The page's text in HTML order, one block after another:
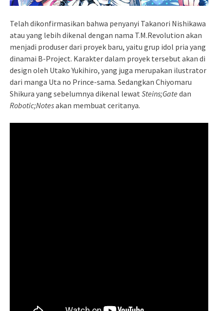
Telah dikonfirmasikan bahwa penyanyi Takanori Nishikawa
atau yang lebih dikenal dengan nama T.M.Revolution akan
menjadi produser dari proyek baru, yaitu grup idol pria yang
dinamai B-Project. Karakter dalam proyek tersebut akan di
design oleh Utako Yukihiro, yang juga merupakan ilustrator
dari manga Uta no Prince-sama. Sedangkan Chiyomaru
Shikura yang sebelumnya dikenal lewat Steins;Gate dan
Robotic;Notesakan membuat ceritanya.